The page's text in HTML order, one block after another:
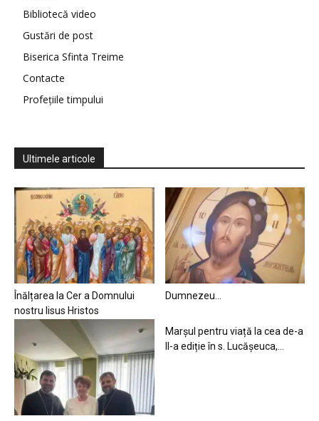
Bibliotecă video
Gustări de post
Biserica Sfinta Treime
Contacte
Profețiile timpului
Ultimele articole
Înălțarea la Cer a Domnului
nostru Iisus Hristos
Dumnezeu…
Marșul pentru viață la cea de-a
II-a ediție în s. Lucășeuca,...